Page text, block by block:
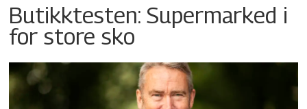
Butikktesten: Supermarked i
for store sko